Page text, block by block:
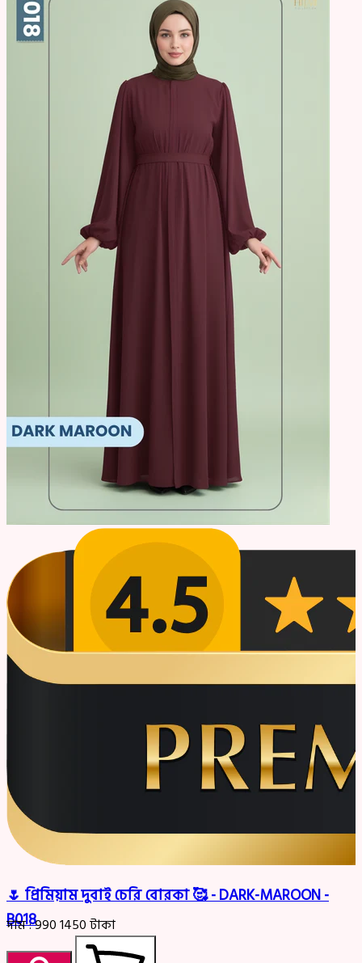
🌷 প্রিমিয়াম দুবাই চেরি বোরকা 🥰 - DARK-MAROON -
B018
দাম :9901450টাকা